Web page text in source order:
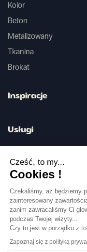
Obserwuj nas
Kolor
Beton
Metalizowany
Tkanina
Brokat
Inspiracje
Usługi
Cześć, to my...
Cookies !
Czekaliśmy, aż będziemy
zainteresowany
zanim zawracaliśmy Ci
podczas Twojej wizyty...
Czy to jest w porządku z
Zapoznaj się z polityką